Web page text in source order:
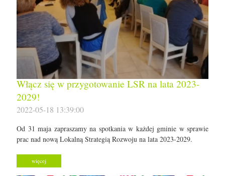
Włącz się w przygotowanie LSR na lata 2023-
2029!
2022-05-18 13:39:00
Od 31 maja zapraszamy na spotkania w każdej gminie w sprawie
prac nad nową Lokalną Strategią Rozwoju na lata 2023-2029.
więcej